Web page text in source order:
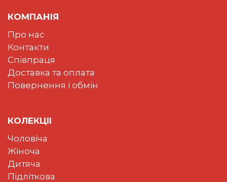
КОМПАНІЯ
Про нас
Контакти
Співпраця
Доставка та оплата
Повернення і обмін
КОЛЕКЦII
Чоловіча
Жіноча
Дитяча
Підліткова